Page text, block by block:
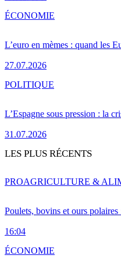
L’euro en mèmes : quand les
27.07.2026
ÉCONOMIE
L’Espagne sous pression : la
31.07.2026
POLITIQUE
LES PLUS RÉCENTS
Poulets, bovins et ours
16:04
PROAGRICULTURE &
ÉCONOMIE